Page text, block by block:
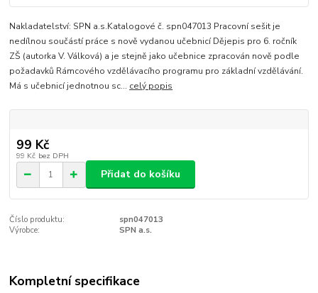
Nakladatelství: SPN a.s.Katalogové č. spn047013 Pracovní sešit je
nedílnou součástí práce s nově vydanou učebnicí Dějepis pro 6. ročník
ZŠ (autorka V. Válková) a je stejně jako učebnice zpracován nově podle
požadavků Rámcového vzdělávacího programu pro základní vzdělávání.
Má s učebnicí jednotnou sc... celý popis
99 Kč
99 Kč bez DPH
Přidat do košíku
Číslo produktu:
spn047013
Výrobce:
SPN a.s.
Kompletní specifikace